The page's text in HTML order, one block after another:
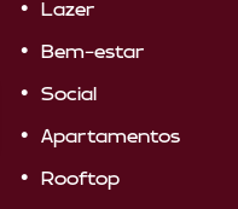
Lazer
Bem-estar
Social
Apartamentos
Rooftop